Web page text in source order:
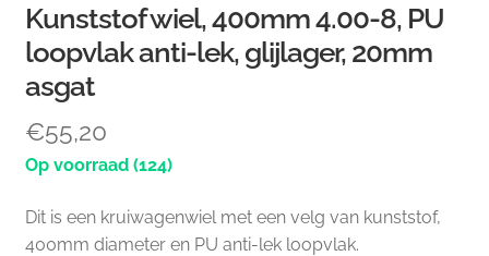
Bokwielen
Losse wielen
Overig
Klantenservice
Kunststof wiel, 400mm 4.00-8, PU
loopvlak anti-lek, glijlager, 20mm
asgat
€55,20
(124)
Dit is een kruiwagenwiel met een velg van kunststof,
400mm diameter en PU anti-lek loopvlak.